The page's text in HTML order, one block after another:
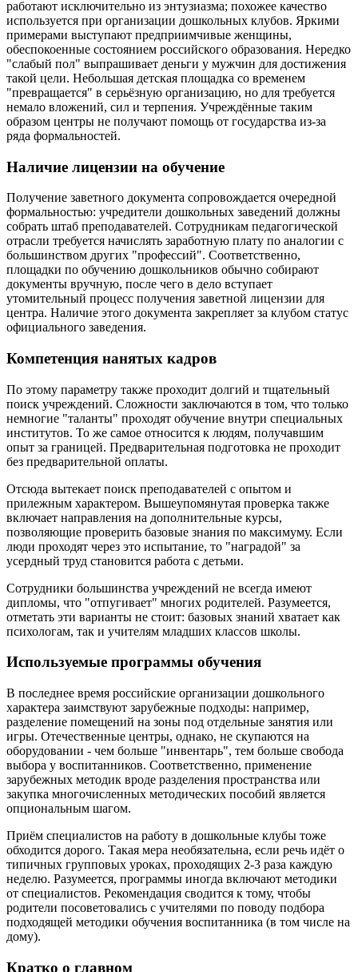
работают исключительно из энтузиазма; похожее качество
используется при организации дошкольных клубов. Яркими
примерами выступают предприимчивые женщины,
обеспокоенные состоянием российского образования. Нередко
"слабый пол" выпрашивает деньги у мужчин для достижения
такой цели. Небольшая детская площадка со временем
"превращается" в серьёзную организацию, но для требуется
немало вложений, сил и терпения. Учреждённые таким
образом центры не получают помощь от государства из-за
ряда формальностей.
Наличие лицензии на обучение
Получение заветного документа сопровождается очередной
формальностью: учредители дошкольных заведений должны
собрать штаб преподавателей. Сотрудникам педагогической
отрасли требуется начислять заработную плату по аналогии с
большинством других "профессий". Соответственно,
площадки по обучению дошкольников обычно собирают
документы вручную, после чего в дело вступает
утомительный процесс получения заветной лицензии для
центра. Наличие этого документа закрепляет за клубом статус
официального заведения.
Компетенция нанятых кадров
По этому параметру также проходит долгий и тщательный
поиск учреждений. Сложности заключаются в том, что только
немногие "таланты" проходят обучение внутри специальных
институтов. То же самое относится к людям, получавшим
опыт за границей. Предварительная подготовка не проходит
без предварительной оплаты.
Отсюда вытекает поиск преподавателей с опытом и
прилежным характером. Вышеупомянутая проверка также
включает направления на дополнительные курсы,
позволяющие проверить базовые знания по максимуму. Если
люди проходят через это испытание, то "наградой" за
усердный труд становится работа с детьми.
Сотрудники большинства учреждений не всегда имеют
дипломы, что "отпугивает" многих родителей. Разумеется,
отметать эти варианты не стоит: базовых знаний хватает как
психологам, так и учителям младших классов школы.
Используемые программы обучения
В последнее время российские организации дошкольного
характера заимствуют зарубежные подходы: например,
разделение помещений на зоны под отдельные занятия или
игры. Отечественные центры, однако, не скупаются на
оборудовании - чем больше "инвентарь", тем больше свобода
выбора у воспитанников. Соответственно, применение
зарубежных методик вроде разделения пространства или
закупка многочисленных методических пособий является
опциональным шагом.
Приём специалистов на работу в дошкольные клубы тоже
обходится дорого. Такая мера необязательна, если речь идёт о
типичных групповых уроках, проходящих 2-3 раза каждую
неделю. Разумеется, программы иногда включают методики
от специалистов. Рекомендация сводится к тому, чтобы
родители посоветовались с учителями по поводу подбора
подходящей методики обучения воспитанника (в том числе на
дому).
Кратко о главном